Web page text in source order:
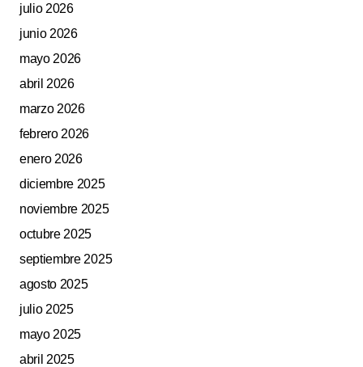
navegador para la próxima vez que comente.
Submit Comment
julio 2026
junio 2026
mayo 2026
abril 2026
marzo 2026
febrero 2026
enero 2026
diciembre 2025
noviembre 2025
octubre 2025
septiembre 2025
agosto 2025
julio 2025
mayo 2025
abril 2025